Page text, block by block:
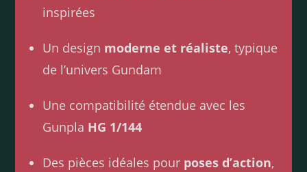
inspirées
Un design moderne et réaliste, typique
de l’univers Gundam
Une compatibilité étendue avec les
Gunpla HG 1/144
Des pièces idéales pour poses d’action,